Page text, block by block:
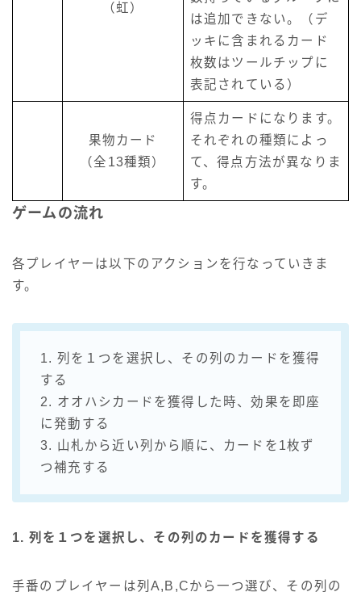
（虹）
は追加できない。（デ
ッキに含まれるカード
枚数はツールチップに
表記されている）
果物カード
（全13種類）
得点カードになります。
それぞれの種類によっ
て、得点方法が異なりま
す。
ゲームの流れ
各プレイヤーは以下のアクションを行なっていきま
す。
1. 列を１つを選択し、その列のカードを獲得
する
2. オオハシカードを獲得した時、効果を即座
に発動する
3. 山札から近い列から順に、カードを1枚ず
つ補充する
1. 列を１つを選択し、その列のカードを獲得する
手番のプレイヤーは列A,B,Cから一つ選び、その列の